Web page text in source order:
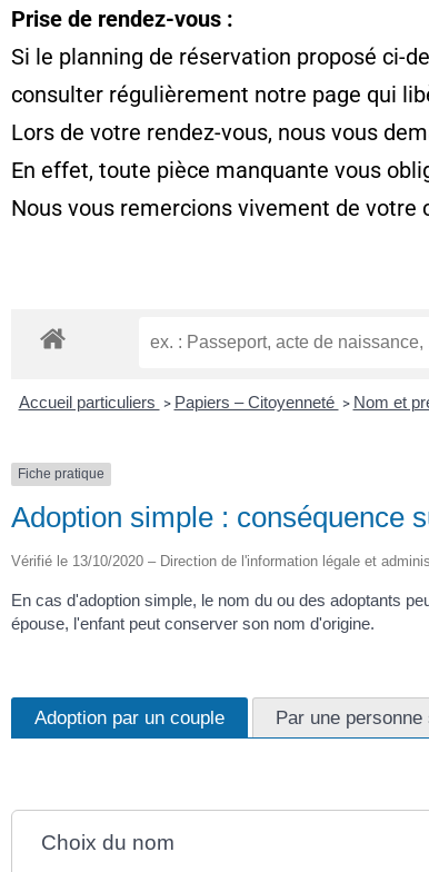
Prise de rendez-vous :
Si le planning de réservation proposé ci-
consulter régulièrement notre page qui
Lors de votre rendez-vous, nous vous
En effet, toute pièce manquante vous
Nous vous remercions vivement de votre
Accueil particuliers > Papiers – Citoyenneté > Nom et
Fiche pratique
Adoption simple : conséquence
Vérifié le 13/10/2020 – Direction de l'information légale et
En cas d'adoption simple, le nom du ou des adoptants
épouse, l'enfant peut conserver son nom d'origine.
Adoption par un couple Par une personne
Choix du nom